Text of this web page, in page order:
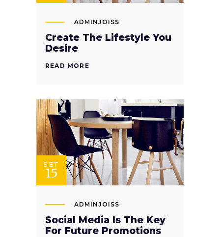
ADMINJOISS
Create The Lifestyle You
Desire
READ MORE
SET
15
ADMINJOISS
Social Media Is The Key
For Future Promotions